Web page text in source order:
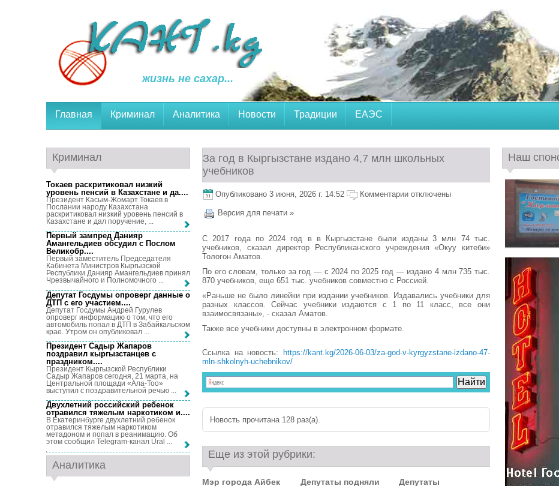
жизнь не сахар...
Главная Криминал Аналитика Новости Традиции ЕАЭС
За год в Кыргызстане издано 4,7 млн школьных
учебников
Опубликовано 3 июня, 2026 г. 14:52 Комментарии отключены
Версия для печати »
C 2017 года по 2024 год в в Кыргызстане были изданы 3 млн 74 тыс.
учебников, сказал директор Республиканского учреждения «Окуу китеби»
Тологон Аматов.
По его словам, только за год — с 2024 по 2025 год — издано 4 млн 735 тыс.
870 учебников, еще 651 тыс. учебников совместно с Россией.
«Раньше не было линейки при издании учебников. Издавались учебники для
разных классов. Сейчас учебники издаются с 1 по 11 класс, все они
взаимосвязаны», - сказал Аматов.
Также все учебники доступны в электронном формате.
Ссылка на новость:
https://kant.kg/2026-06-03/za-god-v-kyrgyzstane-izdano-47-
mln-shkolnyh-uchebnikov/
Новость прочитана 128 раз(a).
Еще из этой рубрики:
Мэр города Айбек
Депутаты подняли
Депутаты
Криминал
Токаев раскритиковал низкий
уровень пенсий в Казахстане и да....
Президент Касым-Жомарт Токаев в
Послании народу Казахстана
раскритиковал низкий уровень пенсий в
Казахстане и дал поручение, ...
Первый зампред Данияр
Амангельдиев обсудил с Послом
Великобр....
Первый заместитель Председателя
Кабинета Министров Кыргызской
Республики Данияр Амангельдиев принял
Чрезвычайного и Полномочного ...
Депутат Госдумы опроверг данные о
ДТП с его участием....
Депутат Госдумы Андрей Гурулев
опроверг информацию о том, что его
автомобиль попал в ДТП в Забайкальском
крае. Утром он опубликовал ...
Президент Садыр Жапаров
поздравил кыргызстанцев с
праздником....
Президент Кыргызской Республики
Садыр Жапаров сегодня, 21 марта, на
Центральной площади «Ала-Тоо»
выступил с поздравительной речью ...
Двухлетний российский ребенок
отравился тяжелым наркотиком и....
В Екатеринбурге двухлетний ребенок
отравился тяжелым наркотиком
метадоном и попал в реанимацию. Об
этом сообщил Telegram-канал Ural ...
Аналитика
Наш